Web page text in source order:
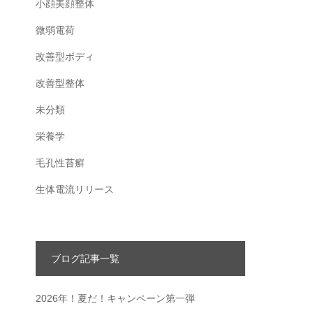
小顔美顔整体
微弱電荷
改善型ボディ
改善型整体
未分類
栄養学
毛孔性苔癬
生体電流リリース
ブログ記事一覧
2026年！夏だ！キャンペーン第一弾